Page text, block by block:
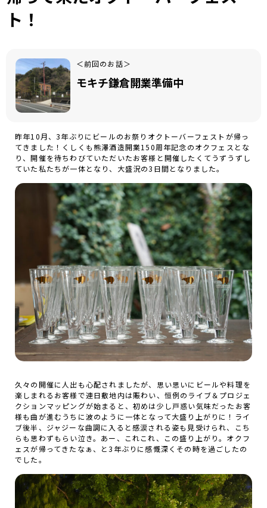
ト！
＜前回のお話＞
モキチ鎌倉開業準備中
昨年10月、3年ぶりにビールのお祭りオクトーバーフェストが帰っ
てきました！くしくも熊澤酒造開業150周年記念のオクフェスとな
り、開催を待ちわびていただいたお客様と開催したくてうずうずし
ていた私たちが一体となり、大盛況の3日間となりました。
久々の開催に人出も心配されましたが、思い思いにビールや料理を
楽しまれるお客様で連日敷地内は賑わい、恒例のライブ＆プロジェ
クションマッピングが始まると、初めは少し戸惑い気味だったお客
様も曲が進むうちに波のように一体となって大盛り上がりに！ライ
ブ後半、ジャジーな曲調に入ると感涙される姿も見受けられ、こち
らも思わずもらい泣き。あー、これこれ、この盛り上がり。オクフ
ェスが帰ってきたなぁ、と3年ぶりに感慨深くその時を過ごしたの
でした。